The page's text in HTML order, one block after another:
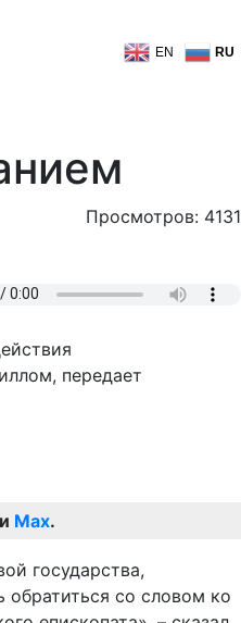
EN RU
Просмотров: 4131
передает
и Max.
государства,
со словом ко